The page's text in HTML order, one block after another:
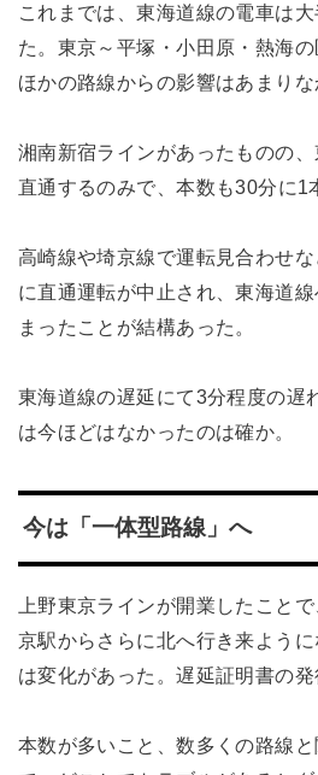
これまでは、東海道線の電車は
た。東京～平塚・小田原・熱海の
ほかの路線からの影響はあまりな
湘南新宿ラインがあったものの
直通するのみで、本数も30分に1
高崎線や埼京線で運転見合わせ
に直通運転が中止され、東海道
まったことが結構あった。
東海道線の遅延にて3分程度の遅
は今ほどはなかったのは確か。
今は「一体型路線」へ
上野東京ラインが開業したこと
京駅からさらに北へ行き来よう
は変化があった。遅延証明書の発
本数が多いこと、数多くの路線